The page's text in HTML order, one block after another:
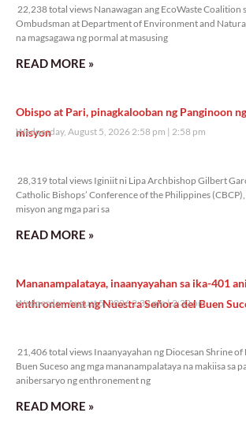
22,238 total views Nanawagan ang EcoWaste Coalition
Ombudsman at Department of Environment and
na magsagawa ng pormal at masusing
READ MORE »
Obispo at Pari, pinagkalooban ng Panginoon
misyon
Wednesday, August 5, 2026 2:58 pm 2:58 pm
28,319 total views Iginiit ni Lipa Archbishop Gilbert
Catholic Bishops’ Conference of the Philippines
misyon ang mga pari sa
READ MORE »
Mananampalataya, inaanyayahan sa ika-401
enthronement ng Nuestra Señora del Buen
Wednesday, August 5, 2026 2:32 pm 2:32 pm
21,406 total views Inaanyayahan ng Diocesan Shrine of
Buen Suceso ang mga mananampalataya na makiisa sa
anibersaryo ng enthronement ng
READ MORE »